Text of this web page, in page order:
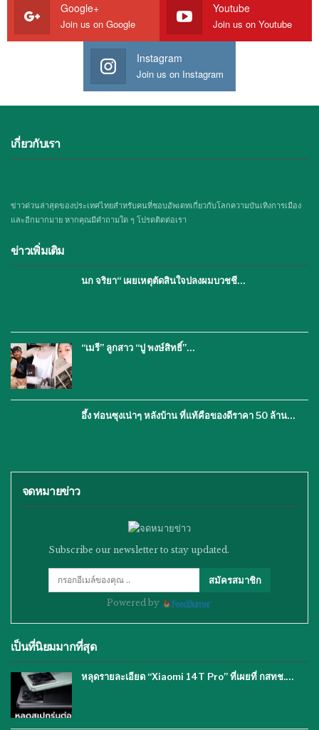
Google+
Join us on Google
Youtube
Join us on Youtube
Instagram
Join us on Instagram
เกี่ยวกับเรา
ข่าวด่วนล่าสุดของประเทศไทยสำหรับคนที่ชอบอัพเดทเกี่ยวกับโลกความบันเทิงการเมือง
และอีกมากมาย หากคุณมีคำถามใด ๆ โปรดติดต่อเรา
ข่าวเพิ่มเติม
นก จริยา“ เผยเหตุตัดสินใจปลงผมบวชชี…
“เมรี” ลูกสาว “ปู พงษ์สิทธิ์”…
อึ้ง ท่อนซุงเน่าๆ หลังบ้าน ที่แท้คือของดีราคา 50 ล้าน…
จดหมายข่าว
Subscribe our newsletter to stay updated.
สมัครสมาชิก
Powered by
เป็นที่นิยมมากที่สุด
หลุดรายละเอียด “Xiaomi 14T Pro” ที่เผยที่ กสทช.…